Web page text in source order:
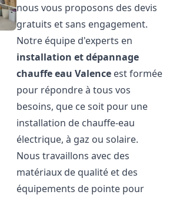
nous vous proposons des devis
gratuits et sans engagement.
Notre équipe d'experts en
installation et dépannage
chauffe eau Valence est formée
pour répondre à tous vos
besoins, que ce soit pour une
installation de chauffe-eau
électrique, à gaz ou solaire.
Nous travaillons avec des
matériaux de qualité et des
équipements de pointe pour